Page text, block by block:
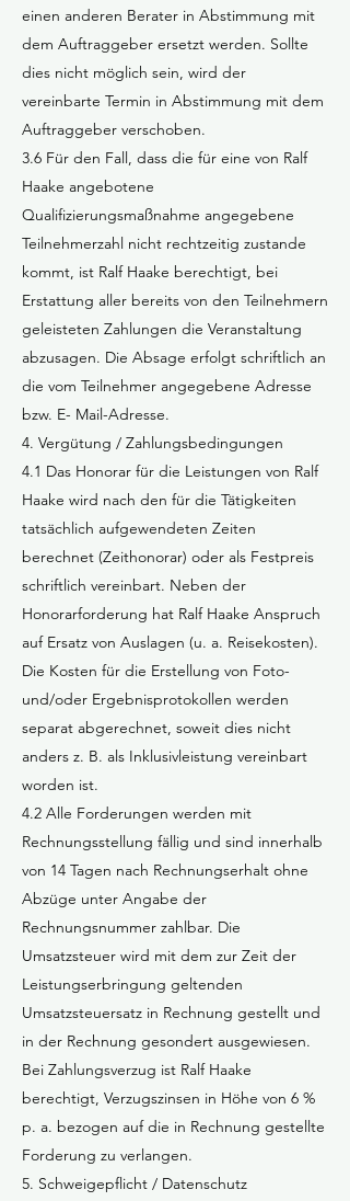
einen anderen Berater in Abstimmung mit
dem Auftraggeber ersetzt werden. Sollte
dies nicht möglich sein, wird der
vereinbarte Termin in Abstimmung mit dem
Auftraggeber verschoben.
3.6 Für den Fall, dass die für eine von Ralf
Haake angebotene
Qualifizierungsmaßnahme angegebene
Teilnehmerzahl nicht rechtzeitig zustande
kommt, ist Ralf Haake berechtigt, bei
Erstattung aller bereits von den Teilnehmern
geleisteten Zahlungen die Veranstaltung
abzusagen. Die Absage erfolgt schriftlich an
die vom Teilnehmer angegebene Adresse
bzw. E- Mail-Adresse.
4. Vergütung / Zahlungsbedingungen
4.1 Das Honorar für die Leistungen von Ralf
Haake wird nach den für die Tätigkeiten
tatsächlich aufgewendeten Zeiten
berechnet (Zeithonorar) oder als Festpreis
schriftlich vereinbart. Neben der
Honorarforderung hat Ralf Haake Anspruch
auf Ersatz von Auslagen (u. a. Reisekosten).
Die Kosten für die Erstellung von Foto-
und/oder Ergebnisprotokollen werden
separat abgerechnet, soweit dies nicht
anders z. B. als Inklusivleistung vereinbart
worden ist.
4.2 Alle Forderungen werden mit
Rechnungsstellung fällig und sind innerhalb
von 14 Tagen nach Rechnungserhalt ohne
Abzüge unter Angabe der
Rechnungsnummer zahlbar. Die
Umsatzsteuer wird mit dem zur Zeit der
Leistungserbringung geltenden
Umsatzsteuersatz in Rechnung gestellt und
in der Rechnung gesondert ausgewiesen.
Bei Zahlungsverzug ist Ralf Haake
berechtigt, Verzugszinsen in Höhe von 6 %
p. a. bezogen auf die in Rechnung gestellte
Forderung zu verlangen.
5. Schweigepflicht / Datenschutz